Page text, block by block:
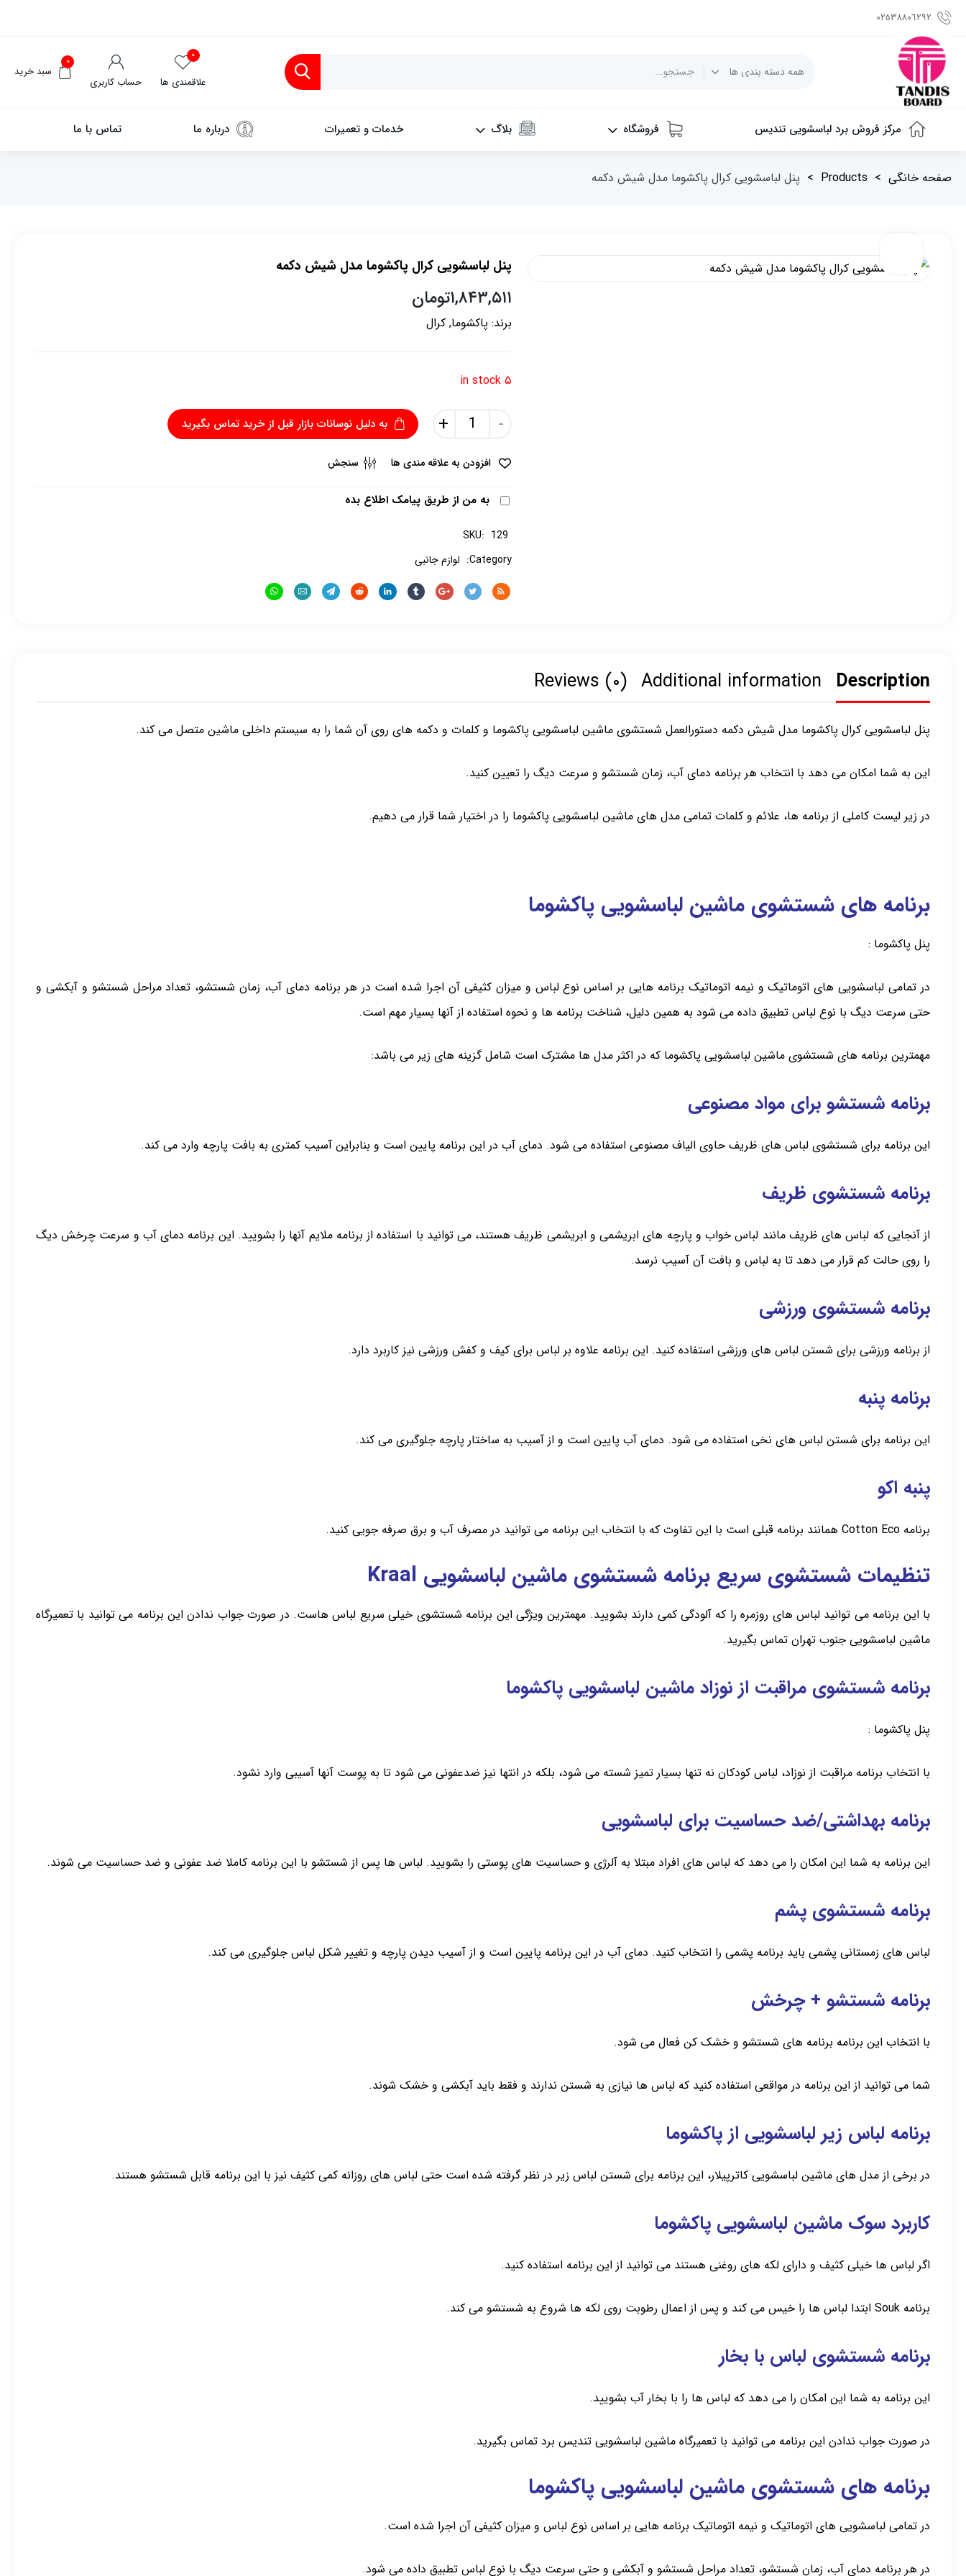
٠٢٥٣٨٨٠٦٢٩٢
۰
سبد خرید
حساب کاربری
۰
علاقمندی ها
مرکز فروش برد لباسشویی تندیس فروشگاه بلاگ خدمات و تعمیرات درباره ما تماس با ما
صفحه خانگی >
Products
> پنل لباسشویی کرال پاکشوما مدل شیش دکمه
پنل لباسشویی کرال پاکشوما مدل شیش دکمه
تومان۱,۸۴۳,۵۱۱
برند: پاکشوما, کرال
۵ in stock
-
+ به دلیل نوسانات بازار قبل از خرید تماس بگیرید
افزودن به علاقه مندی ها سنجش
به من از طریق پیامک اطلاع بده
SKU: 129
Category:
لوازم جانبی
Description
Additional information Reviews (۰)
پنل لباسشویی کرال پاکشوما مدل شیش دکمه دستورالعمل شستشوی ماشین لباسشویی پاکشوما و کلمات و دکمه های روی آن شما را به سیستم داخلی ماشین متصل می کند.
این به شما امکان می دهد با انتخاب هر برنامه دمای آب، زمان شستشو و سرعت دیگ را تعیین کنید.
در زیر لیست کاملی از برنامه ها، علائم و کلمات تمامی مدل های ماشین لباسشویی پاکشوما را در اختیار شما قرار می دهیم.
برنامه های شستشوی ماشین لباسشویی پاکشوما
پنل پاکشوما :
در تمامی لباسشویی های اتوماتیک و نیمه اتوماتیک برنامه هایی بر اساس نوع لباس و میزان کثیفی آن اجرا شده است در هر برنامه دمای آب، زمان شستشو، تعداد مراحل شستشو و آبکشی و
حتی سرعت دیگ با نوع لباس تطبیق داده می شود به همین دلیل، شناخت برنامه ها و نحوه استفاده از آنها بسیار مهم است.
مهمترین برنامه های شستشوی ماشین لباسشویی پاکشوما که در اکثر مدل ها مشترک است شامل گزینه های زیر می باشد:
برنامه شستشو برای مواد مصنوعی
این برنامه برای شستشوی لباس های ظریف حاوی الیاف مصنوعی استفاده می شود. دمای آب در این برنامه پایین است و بنابراین آسیب کمتری به بافت پارچه وارد می کند.
برنامه شستشوی ظریف
از آنجایی که لباس های ظریف مانند لباس خواب و پارچه های ابریشمی و ابریشمی ظریف هستند، می توانید با استفاده از برنامه ملایم آنها را بشویید. این برنامه دمای آب و سرعت چرخش دیگ
را روی حالت کم قرار می دهد تا به لباس و بافت آن آسیب نرسد.
برنامه شستشوی ورزشی
از برنامه ورزشی برای شستن لباس های ورزشی استفاده کنید. این برنامه علاوه بر لباس برای کیف و کفش ورزشی نیز کاربرد دارد.
برنامه پنبه
این برنامه برای شستن لباس های نخی استفاده می شود. دمای آب پایین است و از آسیب به ساختار پارچه جلوگیری می کند.
پنبه اکو
برنامه Cotton Eco همانند برنامه قبلی است با این تفاوت که با انتخاب این برنامه می توانید در مصرف آب و برق صرفه جویی کنید.
تنظیمات شستشوی سریع برنامه شستشوی ماشین لباسشویی Kraal
با این برنامه می توانید لباس های روزمره را که آلودگی کمی دارند بشویید. مهمترین ویژگی این برنامه شستشوی خیلی سریع لباس هاست. در صورت جواب ندادن این برنامه می توانید با تعمیرگاه
ماشین لباسشویی جنوب تهران تماس بگیرید.
برنامه شستشوی مراقبت از نوزاد ماشین لباسشویی پاکشوما
پنل پاکشوما :
با انتخاب برنامه مراقبت از نوزاد، لباس کودکان نه تنها بسیار تمیز شسته می شود، بلکه در انتها نیز ضدعفونی می شود تا به پوست آنها آسیبی وارد نشود.
برنامه بهداشتی/ضد حساسیت برای لباسشویی
این برنامه به شما این امکان را می دهد که لباس های افراد مبتلا به آلرژی و حساسیت های پوستی را بشویید. لباس ها پس از شستشو با این برنامه کاملا ضد عفونی و ضد حساسیت می شوند.
برنامه شستشوی پشم
لباس های زمستانی پشمی باید برنامه پشمی را انتخاب کنید. دمای آب در این برنامه پایین است و از آسیب دیدن پارچه و تغییر شکل لباس جلوگیری می کند.
برنامه شستشو + چرخش
با انتخاب این برنامه برنامه های شستشو و خشک کن فعال می شود.
شما می توانید از این برنامه در مواقعی استفاده کنید که لباس ها نیازی به شستن ندارند و فقط باید آبکشی و خشک شوند.
برنامه لباس زیر لباسشویی از پاکشوما
در برخی از مدل های ماشین لباسشویی کاترپیلار، این برنامه برای شستن لباس زیر در نظر گرفته شده است حتی لباس های روزانه کمی کثیف نیز با این برنامه قابل شستشو هستند.
کاربرد سوک ماشین لباسشویی پاکشوما
اگر لباس ها خیلی کثیف و دارای لکه های روغنی هستند می توانید از این برنامه استفاده کنید.
برنامه Souk ابتدا لباس ها را خیس می کند و پس از اعمال رطوبت روی لکه ها شروع به شستشو می کند.
برنامه شستشوی لباس با بخار
این برنامه به شما این امکان را می دهد که لباس ها را با بخار آب بشویید.
در صورت جواب ندادن این برنامه می توانید با تعمیرگاه ماشین لباسشویی تندیس برد تماس بگیرید.
برنامه های شستشوی ماشین لباسشویی پاکشوما
در تمامی لباسشویی های اتوماتیک و نیمه اتوماتیک برنامه هایی بر اساس نوع لباس و میزان کثیفی آن اجرا شده است.
در هر برنامه دمای آب، زمان شستشو، تعداد مراحل شستشو و آبکشی و حتی سرعت دیگ با نوع لباس تطبیق داده می شود.